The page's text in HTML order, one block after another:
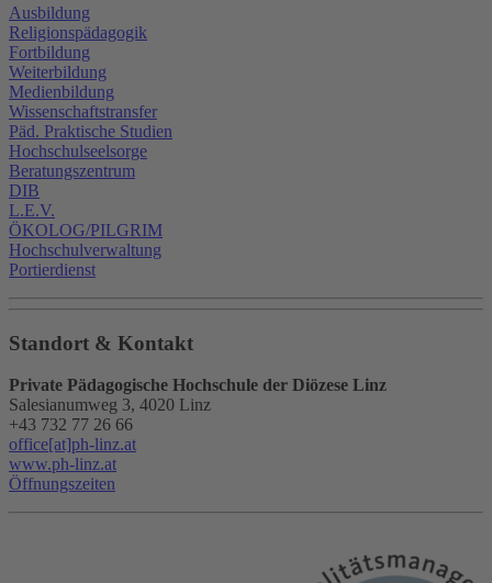
Ausbildung
Religionspädagogik
Fortbildung
Weiterbildung
Medienbildung
Wissenschaftstransfer
Päd. Praktische Studien
Hochschulseelsorge
Beratungszentrum
DIB
L.E.V.
ÖKOLOG/PILGRIM
Hochschulverwaltung
Portierdienst
Standort & Kontakt
Private Pädagogische Hochschule der Diözese Linz
Salesianumweg 3, 4020 Linz
+43 732 77 26 66
office[at]ph-linz.at
www.ph-linz.at
Öffnungszeiten